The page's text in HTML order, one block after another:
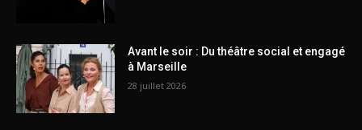
Avant le soir : Du théâtre social et engagé
à Marseille
28 juillet 2026